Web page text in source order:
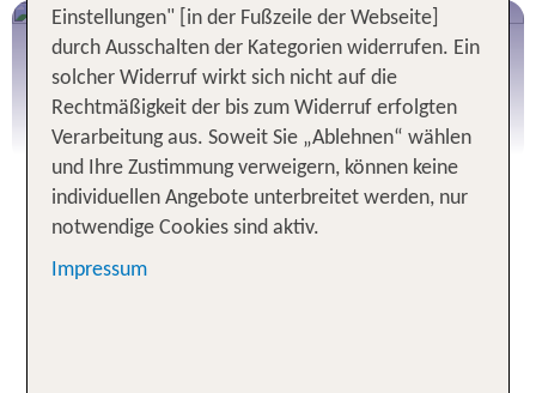
CSD Berlin 2026 mit TUI erleben
Feiere den CSD Berlin 2026 gemeinsam mit TUI
und sei hautnah dabei. Das exklusive CSD Paket
beinhaltet eine Übernachtung im RIU Plaza Berlin,
Einstellungen" [in der Fußzeile der Webseite]
durch Ausschalten der Kategorien widerrufen. Ein
solcher Widerruf wirkt sich nicht auf die
Rechtmäßigkeit der bis zum Widerruf erfolgten
Verarbeitung aus. Soweit Sie „Ablehnen“ wählen
und Ihre Zustimmung verweigern, können keine
individuellen Angebote unterbreitet werden, nur
notwendige Cookies sind aktiv.
Impressum